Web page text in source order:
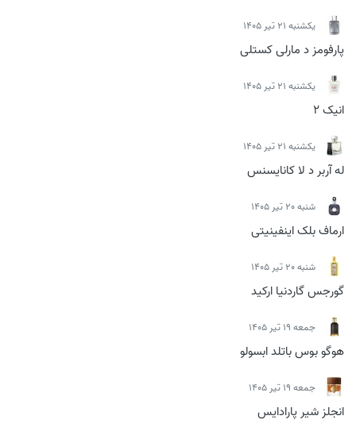
يكشنبه 21 تیر 1405
پارفومز د مارلی کستلی
يكشنبه 21 تیر 1405
انیک 2
يكشنبه 21 تیر 1405
له آربر د لا کانایسنس
شنبه 20 تیر 1405
ارماف بلک اینفینیتی
شنبه 20 تیر 1405
گورجس گاردنیا ارکید
جمعه 19 تیر 1405
هوگو بوس باتلد ابسولو
جمعه 19 تیر 1405
انجلز شیر پارادایس